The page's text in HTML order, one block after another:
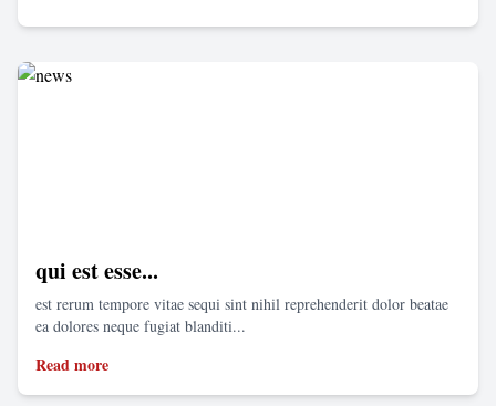
qui est esse...
est rerum tempore vitae sequi sint nihil reprehenderit dolor beatae
ea dolores neque fugiat blanditi...
Read more